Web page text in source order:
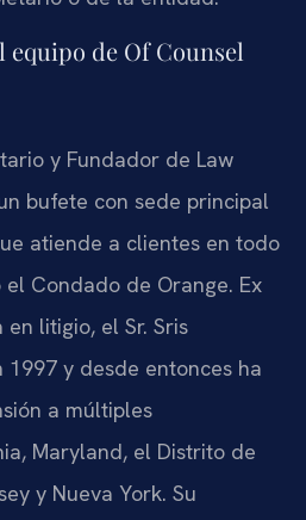
equipo de Of Counsel
y Fundador de Law
bufete con sede principal
atiende a clientes en todo
Condado de Orange. Ex
litigio, el Sr. Sris
y desde entonces ha
a múltiples
Maryland, el Distrito de
y Nueva York. Su